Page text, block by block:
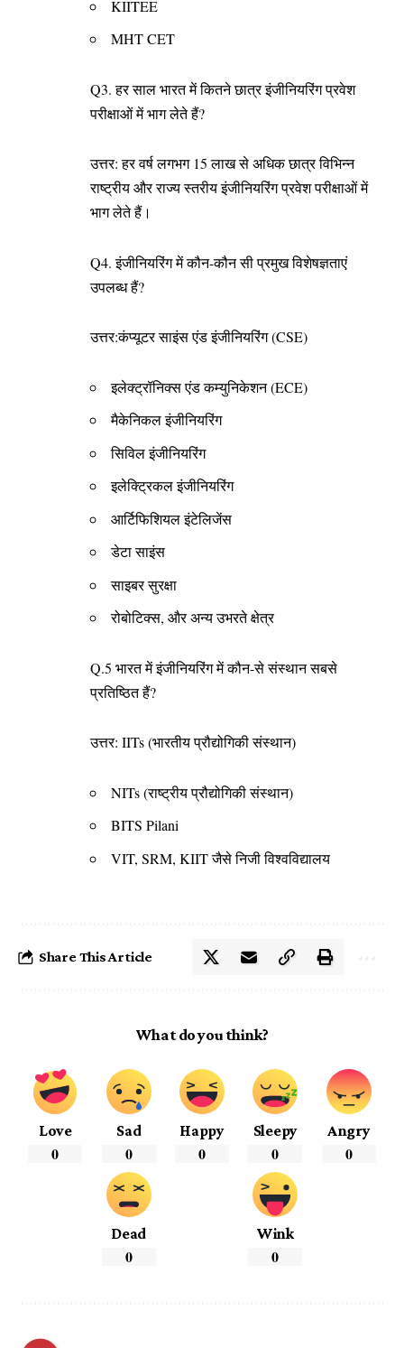
KIITEE
MHT CET
Q3. हर साल भारत में कितने छात्र इंजीनियरिंग प्रवेश
परीक्षाओं में भाग लेते हैं?
उत्तर: हर वर्ष लगभग 15 लाख से अधिक छात्र विभिन्न
राष्ट्रीय और राज्य स्तरीय इंजीनियरिंग प्रवेश परीक्षाओं में
भाग लेते हैं।
Q4. इंजीनियरिंग में कौन-कौन सी प्रमुख विशेषज्ञताएं
उपलब्ध हैं?
उत्तर:कंप्यूटर साइंस एंड इंजीनियरिंग (CSE)
इलेक्ट्रॉनिक्स एंड कम्युनिकेशन (ECE)
मैकेनिकल इंजीनियरिंग
सिविल इंजीनियरिंग
इलेक्ट्रिकल इंजीनियरिंग
आर्टिफिशियल इंटेलिजेंस
डेटा साइंस
साइबर सुरक्षा
रोबोटिक्स, और अन्य उभरते क्षेत्र
Q.5 भारत में इंजीनियरिंग में कौन-से संस्थान सबसे
प्रतिष्ठित हैं?
उत्तर: IITs (भारतीय प्रौद्योगिकी संस्थान)
NITs (राष्ट्रीय प्रौद्योगिकी संस्थान)
BITS Pilani
VIT, SRM, KIIT जैसे निजी विश्वविद्यालय
Share This Article
What do you think?
Love
0
Sad
0
Happy
0
Sleepy
0
Angry
0
Dead
0
Wink
0